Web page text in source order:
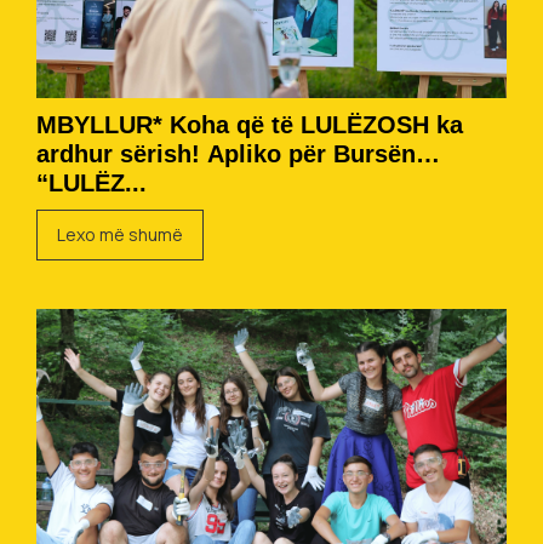
MBYLLUR* Koha që të LULËZOSH ka
ardhur sërish! Apliko për Bursën
“LULËZ...
Lexo më shumë